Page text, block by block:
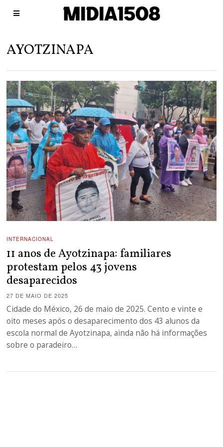
AYOTZINAPA
INTERNACIONAL
11 anos de Ayotzinapa: familiares
protestam pelos 43 jovens
desaparecidos
27 DE MAIO DE 2025
Cidade do México, 26 de maio de 2025. Cento e vinte e
oito meses após o desaparecimento dos 43 alunos da
escola normal de Ayotzinapa, ainda não há informações
sobre o paradeiro…